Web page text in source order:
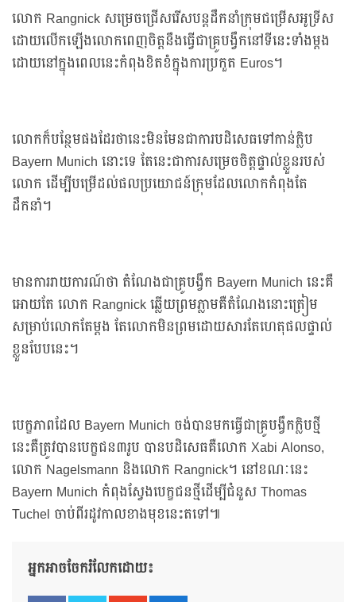
លោក Rangnick សម្រេចជ្រើសរើសបន្តដឹកនាំក្រុមជម្រើសអូទ្រីស
ដោយលើកឡើងលោកពេញចិត្តនឹងធ្វើជាគ្រូបង្វឹកនៅទីនេះទាំងម្ដង
ដោយនៅក្នុងពេលនេះកំពុងខិតខំក្នុងការប្រកួត Euros។
លោកក៏បន្ថែមផងដែរថានេះមិនមែនជាការបដិសេធទៅកាន់ក្លិប
Bayern Munich នោះទេ តែនេះជាការសម្រេចចិត្តផ្ទាល់ខ្លួនរបស់
លោក ដើម្បីបម្រើដល់ផលប្រយោជន៍ក្រុមដែលលោកកំពុងតែ
ដឹកនាំ។
មានការរាយការណ៍ថា តំណែងជាគ្រូបង្វឹក Bayern Munich នេះគឺ
អោយតែ លោក Rangnick ឆ្លើយព្រមភ្លាមគឺតំណែងនោះត្រៀម
សម្រាប់លោកតែម្ដង តែលោកមិនព្រមដោយសារតែហេតុផលផ្ទាល់
ខ្លួនបែបនេះ។
បេក្ខភាពដែល Bayern Munich ចង់បានមកធ្វើជាគ្រូបង្វឹកក្លិបថ្មី
នេះគឺត្រូវបានបេក្ខជន៣រូប បានបដិសេធគឺលោក Xabi Alonso,
លោក Nagelsmann និងលោក Rangnick។ នៅខណៈនេះ
Bayern Munich កំពុងស្វែងបេក្ខជនថ្មីដើម្បីជំនួស Thomas
Tuchel ចាប់ពីរដូវកាលខាងមុខនេះតទៅ៕
អ្នកអាចចែករំលែកដោយ៖